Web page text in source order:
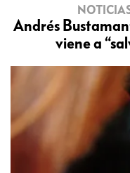
Andrés
viene a